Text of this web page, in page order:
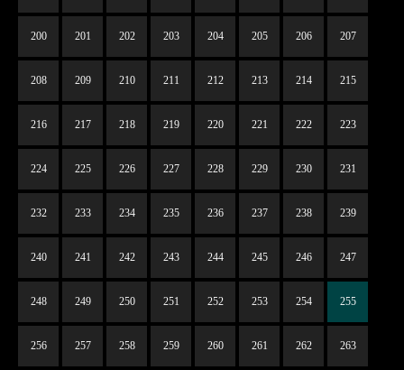
200 201 202 203 204 205 206 207
208 209 210 211 212 213 214 215
216 217 218 219 220 221 222 223
224 225 226 227 228 229 230 231
232 233 234 235 236 237 238 239
240 241 242 243 244 245 246 247
248 249 250 251 252 253 254 255
256 257 258 259 260 261 262 263